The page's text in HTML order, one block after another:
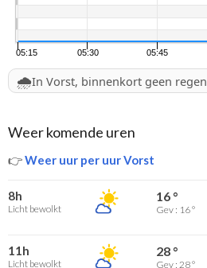
05:15 05:30 05:45
🌧️In Vorst, binnenkort geen regen
Weer komende uren
👉Weer uur per uur Vorst
8h
Licht bewolkt
16 °
Gev : 16 °
11h
Licht bewolkt
28 °
Gev : 28 °